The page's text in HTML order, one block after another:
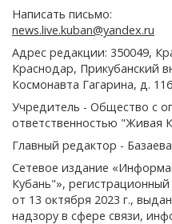
Написать письмо:
news.live.kuban@yandex.ru
Адрес редакции: 350049,
Краснодар, Прикубанский
Космонавта Гагарина, д.
Учредитель - Общество с
ответственностью "Живая
Главный редактор -
Сетевое издание
Кубань"»,
от 13 октября 2023 г.,
надзору в сфере связи,